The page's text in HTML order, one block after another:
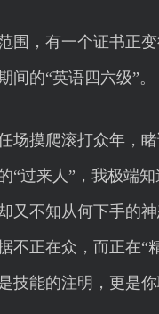
，有一个证书正变
间的“英语四六级”。
摸爬滚打众年，睹
“过来人”，我极端
又不知从何下手的
不正在众，而正在“
技能的注明，更是